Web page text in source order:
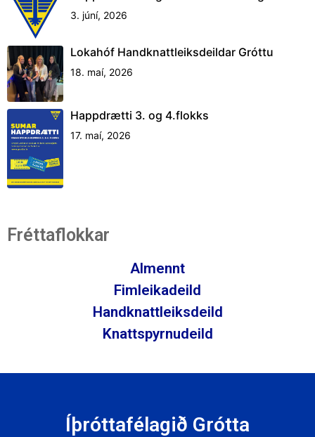
3. júní, 2026
Lokahóf Handknattleiksdeildar Gróttu
18. maí, 2026
Happdrætti 3. og 4.flokks
17. maí, 2026
Fréttaflokkar
Almennt
Fimleikadeild
Handknattleiksdeild
Knattspyrnudeild
Íþróttafélagið Grótta